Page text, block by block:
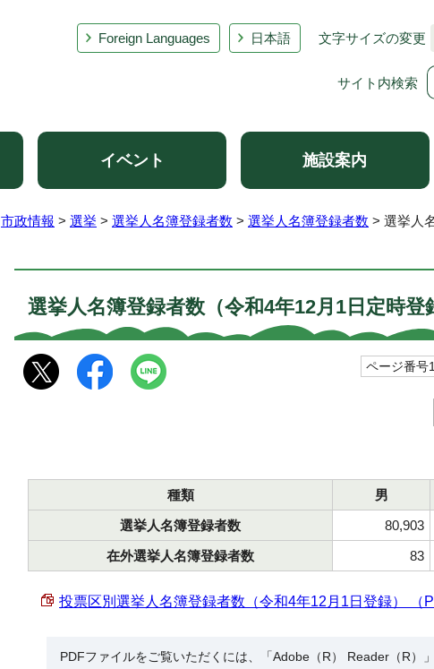
Foreign Languages 日本語 文字サイズの変更
サイト内検索
イベント 施設案内
市政情報 > 選挙 > 選挙人名簿登録者数 > 選挙人名簿登録者数 > 選挙人
選挙人名簿登録者数（令和4年12月1日定時登
ページ番号
種類
男
選挙人名簿登録者数
80,903
在外選挙人名簿登録者数
83
投票区別選挙人名簿登録者数（令和4年12月1日登録） （
PDFファイルをご覧いただくには、「Adobe（R） Reader（R）